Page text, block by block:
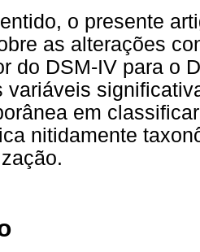
o presente
as alterações
do DSM-IV para o
variáveis
em
nitidamente